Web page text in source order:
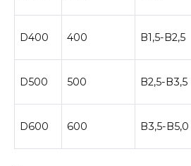
D400 400 В1,5-В2,5
D500 500 В2,5-В3,5
D600 600 В3,5-В5,0